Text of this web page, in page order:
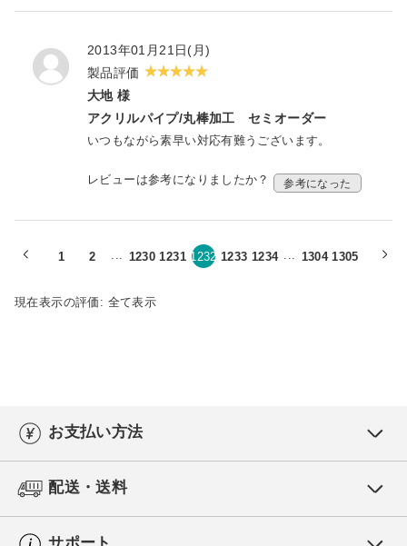
2013年01月21日(月)
製品評価
大地 様
アクリルパイプ/丸棒加工 セミオーダー
いつもながら素早い対応有難うございます。
レビューは参考になりましたか？ 参考になった
1 2 ... 1230 1231 1232 1233 1234 ... 1304 1305
現在表示の評価: 全て表示
お支払い方法
配送・送料